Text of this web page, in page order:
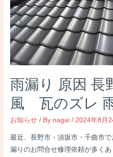
雨漏り 原因 長
風 瓦のズレ
お知らせ / By nagai /2024年8月
最近、長野市・須坂市・千曲市
漏りのお問合せ修理依頼が多くあ